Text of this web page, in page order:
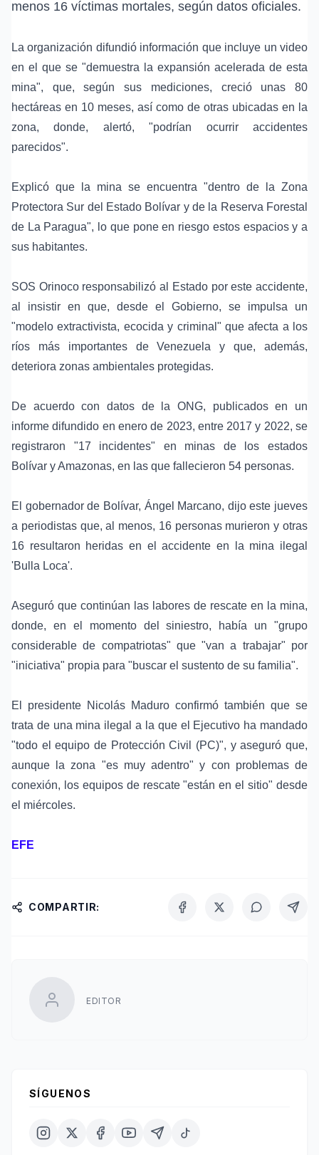
menos 16 víctimas mortales, según datos oficiales.
La organización difundió información que incluye un video
en el que se "demuestra la expansión acelerada de esta
mina", que, según sus mediciones, creció unas 80
hectáreas en 10 meses, así como de otras ubicadas en la
zona, donde, alertó, "podrían ocurrir accidentes
parecidos".
Explicó que la mina se encuentra "dentro de la Zona
Protectora Sur del Estado Bolívar y de la Reserva Forestal
de La Paragua", lo que pone en riesgo estos espacios y a
sus habitantes.
SOS Orinoco responsabilizó al Estado por este accidente,
al insistir en que, desde el Gobierno, se impulsa un
"modelo extractivista, ecocida y criminal" que afecta a los
ríos más importantes de Venezuela y que, además,
deteriora zonas ambientales protegidas.
De acuerdo con datos de la ONG, publicados en un
informe difundido en enero de 2023, entre 2017 y 2022, se
registraron "17 incidentes" en minas de los estados
Bolívar y Amazonas, en las que fallecieron 54 personas.
El gobernador de Bolívar, Ángel Marcano, dijo este jueves
a periodistas que, al menos, 16 personas murieron y otras
16 resultaron heridas en el accidente en la mina ilegal
'Bulla Loca'.
Aseguró que continúan las labores de rescate en la mina,
donde, en el momento del siniestro, había un "grupo
considerable de compatriotas" que "van a trabajar" por
"iniciativa" propia para "buscar el sustento de su familia".
El presidente Nicolás Maduro confirmó también que se
trata de una mina ilegal a la que el Ejecutivo ha mandado
"todo el equipo de Protección Civil (PC)", y aseguró que,
aunque la zona "es muy adentro" y con problemas de
conexión, los equipos de rescate "están en el sitio" desde
el miércoles.
EFE
COMPARTIR:
EDITOR
SÍGUENOS